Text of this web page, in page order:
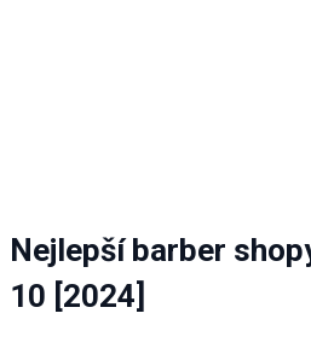
Nejlepší barber
10 [2024]
a
strukturu
webových
stránek